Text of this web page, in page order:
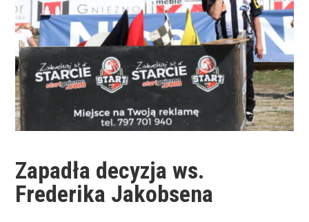
Zapadła decyzja ws.
Frederika Jakobsena